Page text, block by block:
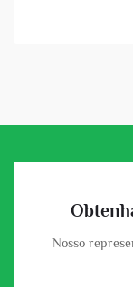
boa bateria,
Nosso